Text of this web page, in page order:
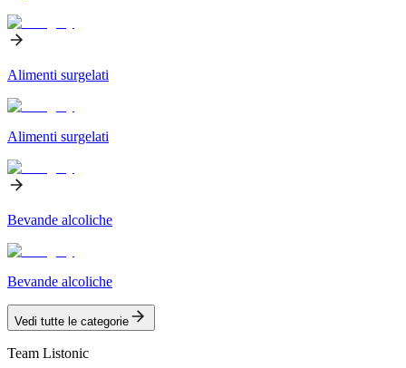
Alimenti surgelati
Alimenti surgelati
Bevande alcoliche
Bevande alcoliche
Vedi tutte le categorie
Team Listonic